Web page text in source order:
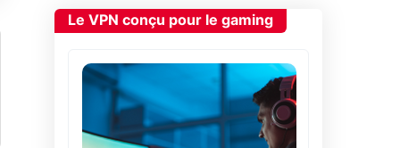
Le VPN conçu pour le gaming